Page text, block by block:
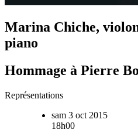
Marina Chiche,
piano
Hommage à Pierre
Représentations
sam 3 oct 2015
18h00